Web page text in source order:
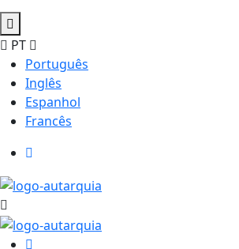
PT
Português
Inglês
Espanhol
Francês